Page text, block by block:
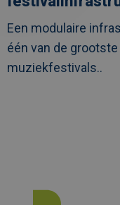
Een modulaire
één van de grootste
muziekfestivals..